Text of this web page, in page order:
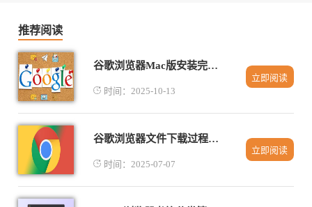
推荐阅读
谷歌浏览器Mac版安装完整操作流程
时间：2025-10-13
立即阅读
谷歌浏览器文件下载过程中频繁暂停如何处理
时间：2025-07-07
立即阅读